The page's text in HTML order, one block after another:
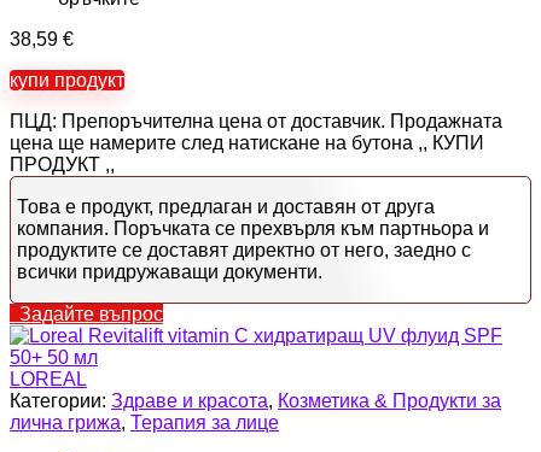
38,59 €
купи продукт
ПЦД: Препоръчителна цена от доставчик. Продажната
цена ще намерите след натискане на бутона ,, КУПИ
ПРОДУКТ ,,
Това е продукт, предлаган и доставян от друга
компания. Поръчката се прехвърля към партньора и
продуктите се доставят директно от него, заедно с
всички придружаващи документи.
Задайте въпрос
LOREAL
Категории: Здраве и красота, Козметика & Продукти за
лична грижа, Терапия за лице